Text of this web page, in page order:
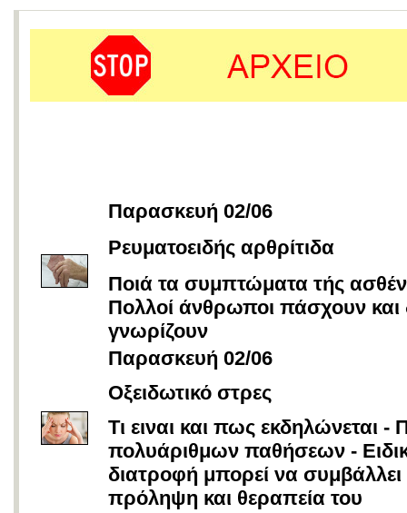
Παρασκευή 02/06
Ρευματοειδής αρθρίτιδα
Ποιά τα συμπτώματα τής
Πολλοί άνθρωποι πάσχουν και
γνωρίζουν
Παρασκευή 02/06
Οξειδωτικό στρες
Τι ειναι και πως εκδηλώνεται -
πολυάριθμων παθήσεων -
διατροφή μπορεί να
πρόληψη και θεραπεία του